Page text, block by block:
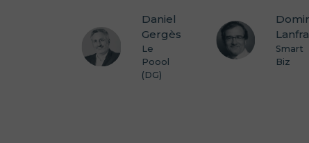
Daniel
Gergès
Le
Poool
(DG)
Smart
Biz